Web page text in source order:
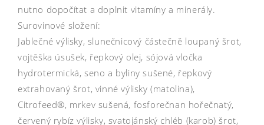
nutno dopočítat a doplnit vitamíny a minerály.
Surovinové složení:
Jablečné výlisky, slunečnicový částečně loupaný šrot,
vojtěška úsušek, řepkový olej, sójová vločka
hydrotermická, seno a byliny sušené, řepkový
extrahovaný šrot, vinné výlisky (matolina),
Citrofeed®, mrkev sušená, fosforečnan hořečnatý,
červený rybíz výlisky, svatojánský chléb (karob) šrot,